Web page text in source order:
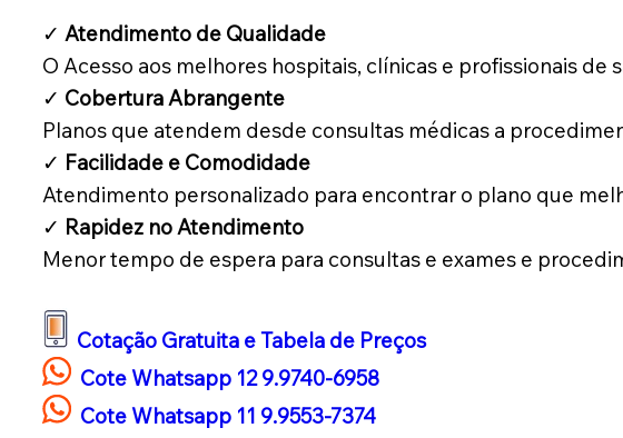
✓ Atendimento de Qualidade
O Acesso aos melhores hospitais, clínicas e profissionais de
✓ Cobertura Abrangente
Planos que atendem desde consultas médicas a
✓ Facilidade e Comodidade
Atendimento personalizado para encontrar o plano que
✓ Rapidez no Atendimento
Menor tempo de espera para consultas e exames e
Cotação Gratuita e Tabela de Preços
Cote Whatsapp 12 9.9740-6958
Cote Whatsapp 11 9.9553-7374